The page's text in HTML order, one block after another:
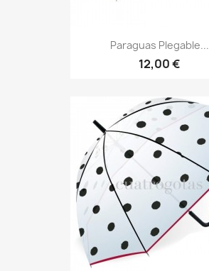
Paraguas Plegable...
12,00 €